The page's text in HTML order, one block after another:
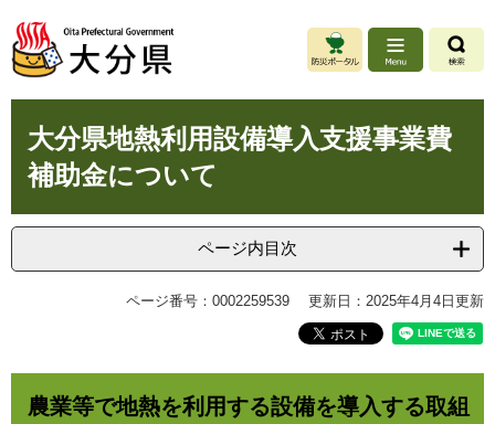
ジ
先
ュ
を
本
へ
大分県地熱利用設備導入支援事業費
補助金について
ページ内目次
ページ番号：0002259539 更新日：2025年4月4日更新
農業等で地熱を利用する設備を導入する取組